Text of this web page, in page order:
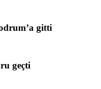
gitti
geçti